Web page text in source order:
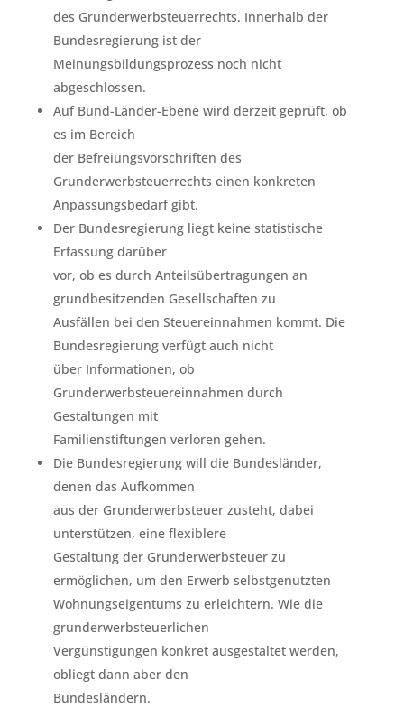
des Grunderwerbsteuerrechts. Innerhalb der
Bundesregierung ist der
Meinungsbildungsprozess noch nicht
abgeschlossen.
Auf Bund-Länder-Ebene wird derzeit geprüft, ob
es im Bereich
der Befreiungsvorschriften des
Grunderwerbsteuerrechts einen konkreten
Anpassungsbedarf gibt.
Der Bundesregierung liegt keine statistische
Erfassung darüber
vor, ob es durch Anteilsübertragungen an
grundbesitzenden Gesellschaften zu
Ausfällen bei den Steuereinnahmen kommt. Die
Bundesregierung verfügt auch nicht
über Informationen, ob
Grunderwerbsteuereinnahmen durch
Gestaltungen mit
Familienstiftungen verloren gehen.
Die Bundesregierung will die Bundesländer,
denen das Aufkommen
aus der Grunderwerbsteuer zusteht, dabei
unterstützen, eine flexiblere
Gestaltung der Grunderwerbsteuer zu
ermöglichen, um den Erwerb selbstgenutzten
Wohnungseigentums zu erleichtern. Wie die
grunderwerbsteuerlichen
Vergünstigungen konkret ausgestaltet werden,
obliegt dann aber den
Bundesländern.